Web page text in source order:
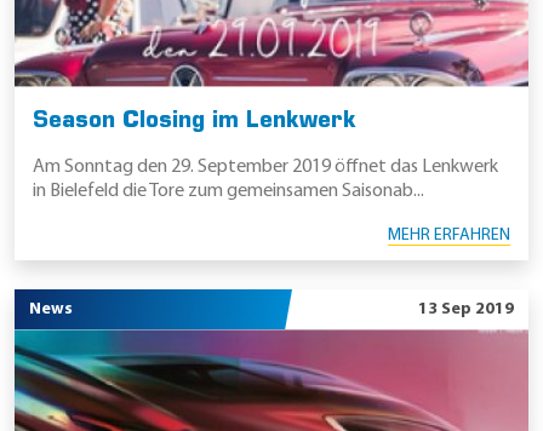
Season Closing im Lenkwerk
Am Sonntag den 29. September 2019 öffnet das Lenkwerk
in Bielefeld die Tore zum gemeinsamen Saisonab...
MEHR ERFAHREN
News 13 Sep 2019